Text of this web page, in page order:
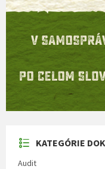
KATEGÓRIE
Audit